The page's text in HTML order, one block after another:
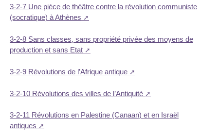
3-2-7 Une pièce de théâtre contre la révolution communiste
(socratique) à Athènes
3-2-8 Sans classes, sans propriété privée des moyens de
production et sans Etat
3-2-9 Révolutions de l’Afrique antique
3-2-10 Révolutions des villes de l’Antiquité
3-2-11 Révolutions en Palestine (Canaan) et en Israël
antiques